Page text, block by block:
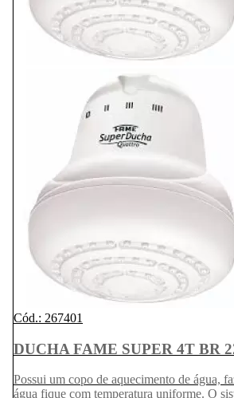
Cód.: 267401
DUCHA FAME SUPER 4T BR
Possui um copo de aquecimento de água,
água fique com temperatura uniforme. O